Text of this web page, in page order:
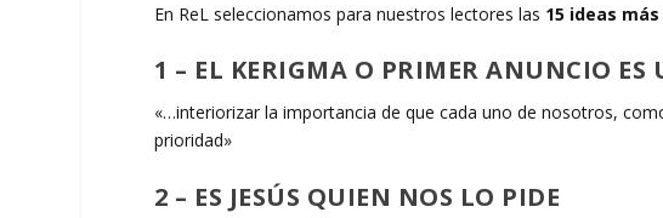
En ReL seleccionamos para nuestros lectores las 15 ideas
1 – EL KERIGMA O PRIMER ANUNCIO
«…interiorizar la importancia de que cada uno de nosotros,
prioridad»
2 – ES JESÚS QUIEN NOS LO PIDE